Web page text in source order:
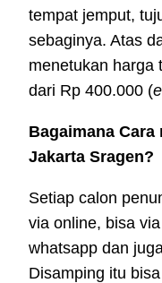
tempat jemput,
sebaginya. Atas
menetukan harga
dari Rp 400.000 (
Bagaimana Cara
Jakarta Sragen?
Setiap calon
via online, bisa
whatsapp dan
Disamping itu